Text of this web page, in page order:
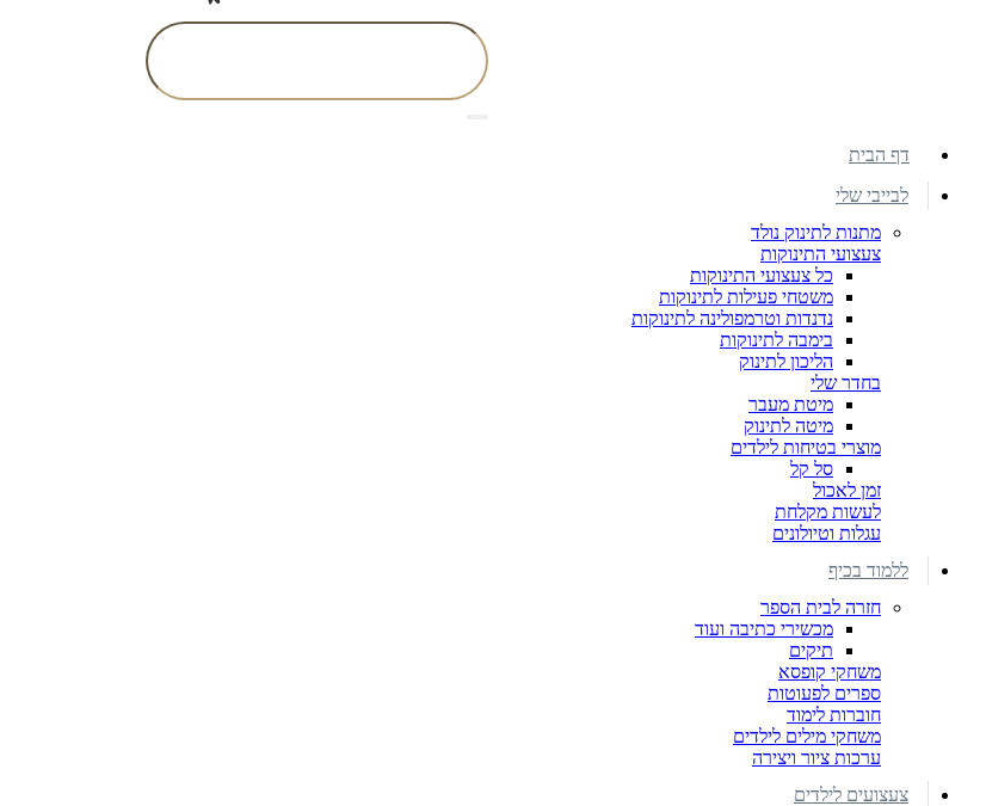
דף הבית
לבייבי שלי
מתנות לתינוק נולד
צעצועי התינוקות
כל צעצועי התינוקות
משטחי פעילות לתינוקות
נדנדות וטרמפולינה לתינוקות
בימבה לתינוקות
הליכון לתינוק
בחדר שלי
מיטת מעבר
מיטה לתינוק
מוצרי בטיחות לילדים
סל קל
זמן לאכול
לעשות מקלחת
עגלות וטיולונים
ללמוד בכיף
חזרה לבית הספר
מכשירי כתיבה ועוד
תיקים
משחקי קופסא
ספרים לפעוטות
חוברות לימוד
משחקי מילים לילדים
ערכות ציור ויצירה
צעצועים לילדים